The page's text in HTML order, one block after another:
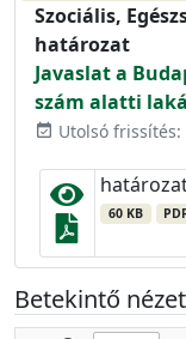
Szociális,
határozat
Javaslat a
szám alatti
event_available Utolsó frissítés:
60 KB
Betekintő nézet